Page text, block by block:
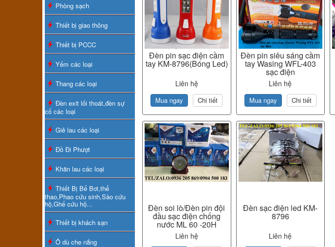
Phòng sạch
Thiết bị giao thông
Thiết bị PCCC
Yếm các loại
Thang các loại
Đèn exit lối thoát,đèn sự
cố các loại
Giẻ lau các loại
Đồ Đi Phượt
Khăn lau các loại
Thiết Bị Bể Bơi,thể
thao,Phao cứu sinh,Sào cứu
hộ,Ghế cứu hộ...
Thiết bị khách sạn
Ô dù che nắng
Đèn pin sạc điện cầm
tay KM-8796(Bóng Led)
Liên hệ
Mua ngay Chi tiết
Đèn pin siêu sáng cầm
tay Wasing WFL-403
sạc điện
Liên hệ
Mua ngay Chi tiết
Đèn soi lò/Đèn pin đội
đầu sạc điện chống
nước ML 60 -20H
Liên hệ
Đèn sạc điện led KM-
8796
Liên hệ